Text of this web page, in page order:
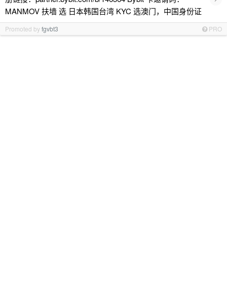
MANMOV 扶墙 选 日本韩国台湾 KYC 选澳门，中国身份证
Promoted byfgvbt3 PRO